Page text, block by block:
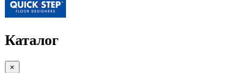
Каталог
×